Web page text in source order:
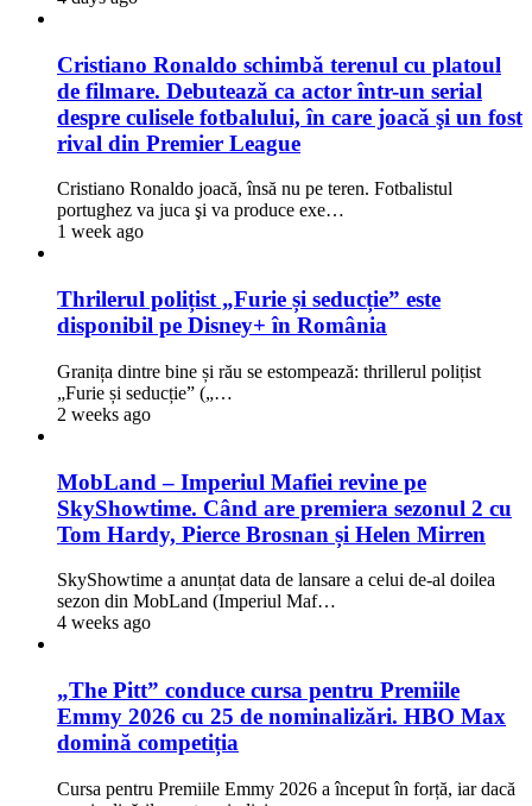
Cristiano Ronaldo schimbă terenul cu platoul
de filmare. Debutează ca actor într-un serial
despre culisele fotbalului, în care joacă şi un fost
rival din Premier League
Cristiano Ronaldo joacă, însă nu pe teren. Fotbalistul
portughez va juca şi va produce exe…
1 week ago
Thrilerul polițist „Furie și seducție” este
disponibil pe Disney+ în România
Granița dintre bine și rău se estompează: thrillerul polițist
„Furie și seducție” („…
2 weeks ago
MobLand – Imperiul Mafiei revine pe
SkyShowtime. Când are premiera sezonul 2 cu
Tom Hardy, Pierce Brosnan și Helen Mirren
SkyShowtime a anunțat data de lansare a celui de-al doilea
sezon din MobLand (Imperiul Maf…
4 weeks ago
„The Pitt” conduce cursa pentru Premiile
Emmy 2026 cu 25 de nominalizări. HBO Max
domină competiția
Cursa pentru Premiile Emmy 2026 a început în forță, iar dacă